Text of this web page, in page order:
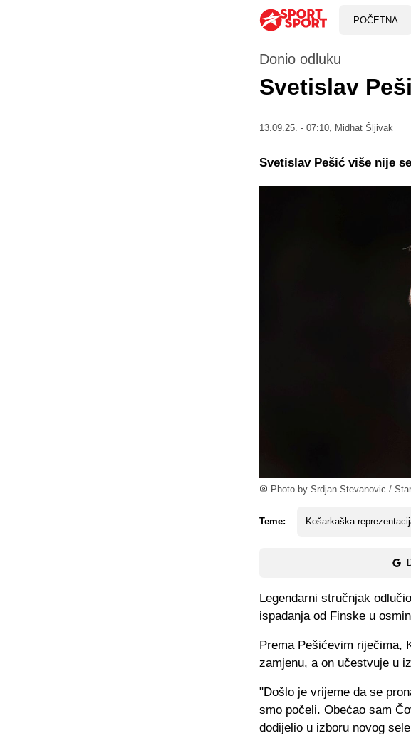
POČETNA
Photo by Srdjan Stevanovic /
Donio odluku
Svetislav
13.09.25. - 07:10, Midhat Šljivak
Teme: Košarkaška
Svetislav Pešić više nije
Legendarni stručnjak
ispadanja od Finske u
Prema Pešićevim riječima,
zamjenu, a on učestvuje u
"Došlo je vrijeme da se
smo počeli. Obećao sam
dodijelio u izboru novog